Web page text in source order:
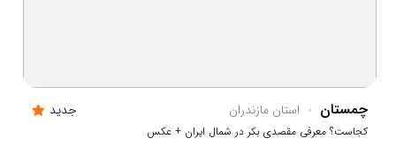
چمستان استان مازندران جدید
کجاست؟ معرفی مقصدی بکر در شمال ایران + عکس